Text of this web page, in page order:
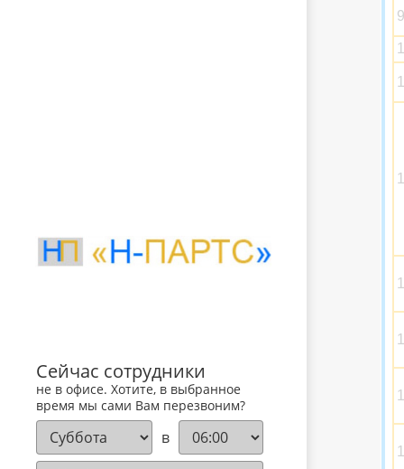
9
Сейчас сотрудники
не в офисе. Хотите, в выбранное
время мы сами Вам перезвоним?
в